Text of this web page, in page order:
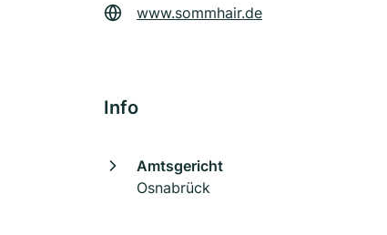
www.sommhair.de
Info
Amtsgericht
Osnabrück